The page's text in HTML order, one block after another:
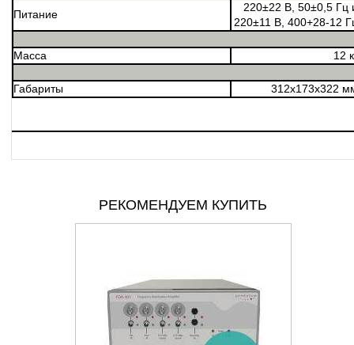
Питание
220±22 В, 50±0,5 Гц
220±11 В, 400+28-12
Масса 12
Габариты 312х173х322
РЕКОМЕНДУЕМ КУПИТЬ